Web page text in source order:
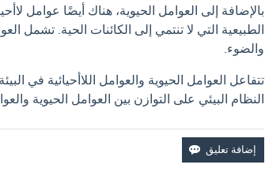
بالإضافة إلى العوامل الحيوية، هناك أيضًا عوامل
الطبيعية التي لا تنتمي إلى الكائنات الحية. تشمل
والضوء.
تتفاعل العوامل الحيوية والعوامل اللاأحيائية في
النظام البيئي على التوازن بين العوامل الحيوية